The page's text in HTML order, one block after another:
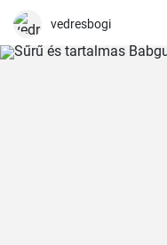
hússal töltött cannelloni
vedresbogi